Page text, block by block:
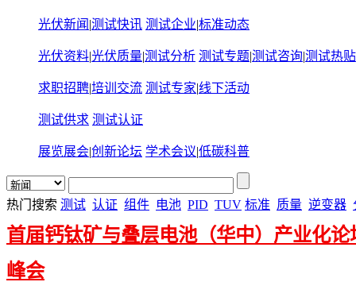
光伏新闻 |测试快讯 测试企业|标准动态
光伏资料|光伏质量|测试分析 测试专题|测试咨询|测试热贴
求职招聘|培训交流 测试专家|线下活动
测试供求 测试认证
展览展会|创新论坛 学术会议|低碳科普
热门搜索 测试 认证 组件 电池 PID TUV 标准 质量 逆变器
首届钙钛矿与叠层电池（华中）产业化论
峰会